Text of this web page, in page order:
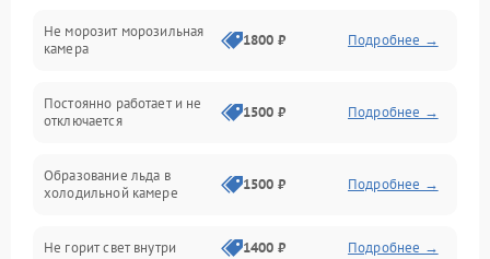
Дренаж
Не морозит морозильная
камера
1800 ₽ Подробнее →
Постоянно работает и не
отключается
1500 ₽ Подробнее →
Образование льда в
холодильной камере
1500 ₽ Подробнее →
Не горит свет внутри 1400 ₽ Подробнее →